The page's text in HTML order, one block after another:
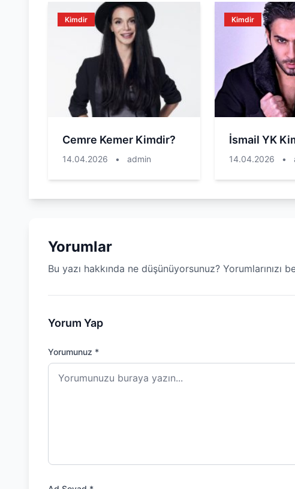
Kimdir
Cemre Kemer Kimdir?
14.04.2026 • admin
Kimdir
İsmail YK
14.04.2026 •
Yorumlar
Bu yazı hakkında ne düşünüyorsunuz? Yorumlarınızı
Yorum Yap
Yorumunuz *